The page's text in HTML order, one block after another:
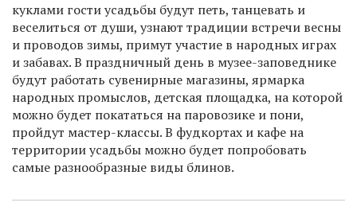
куклами гости усадьбы будут петь, танцевать и
веселиться от души, узнают традиции встречи весны
и проводов зимы, примут участие в народных играх
и забавах. В праздничный день в музее-заповеднике
будут работать сувенирные магазины, ярмарка
народных промыслов, детская площадка, на которой
можно будет покататься на паровозике и пони,
пройдут мастер-классы. В фудкортах и кафе на
территории усадьбы можно будет попробовать
самые разнообразные виды блинов.